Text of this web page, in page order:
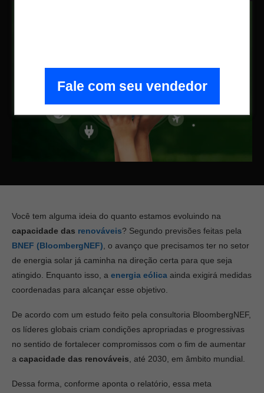
Fale com seu vendedor
Você tem alguma ideia do quanto estamos evoluindo na
capacidade das renováveis? Segundo previsões feitas pela
BNEF (BloombergNEF) , o avanço que precisamos ter no setor
de energia solar já caminha na direção certa para que seja
atingido. Enquanto isso, a energia eólica ainda exigirá medidas
coordenadas para alcançar esse objetivo.
De acordo com um estudo feito pela consultoria BloombergNEF,
os líderes globais criam condições apropriadas e progressivas
no sentido de fortalecer compromissos com o fim de aumentar
a capacidade das renováveis , até 2030, em âmbito mundial.
Dessa forma, conforme aponta o relatório, essa meta